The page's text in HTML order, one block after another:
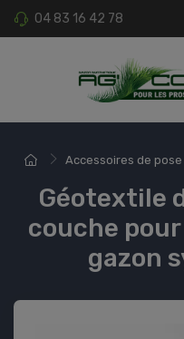
04 83 16 42 78
Accessoires de
Géotextile
couche
gazon